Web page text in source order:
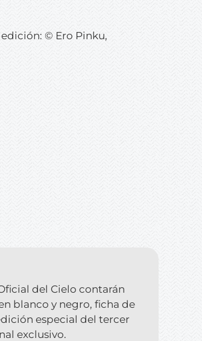
© Ero Pinku,
del Cielo contarán
blanco y negro, ficha de
especial del tercer
exclusivo.